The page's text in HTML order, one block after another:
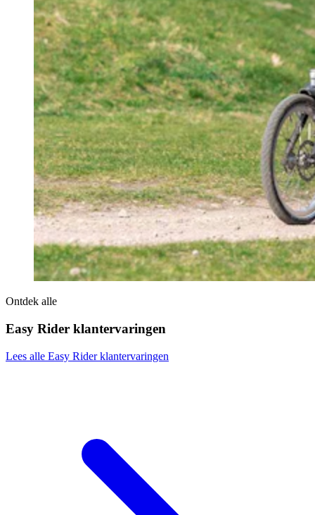
Ontdek alle
Easy Rider klantervaringen
Lees alle Easy Rider klantervaringen